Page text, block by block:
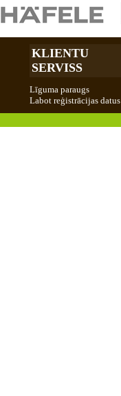
KLIENTU
SERVISS
Līguma paraugs
Labot reģistrācijas datus